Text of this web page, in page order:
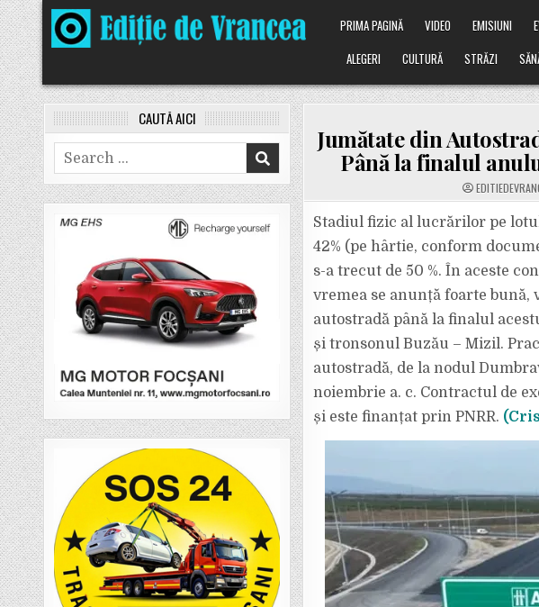
Skip
to
content
PRIMA PAGINĂ VIDEO EMISIUNI
ALEGERI
CULTURĂ STRĂZI
Jumătate din
Până la finalul
Stadiul fizic al lucrărilor pe
42% (pe hârtie, conform
s-a trecut de 50 %. În aceste
vremea se anunță foarte bună,
autostradă până la finalul
și tronsonul Buzău – Mizil.
autostradă, de la nodul
noiembrie a. c. Contractul de
și este finanțat prin PNRR.
CAUTĂ AICI
Search
for: